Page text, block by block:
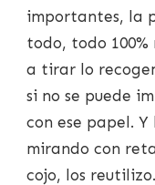
importantes, la
todo, todo
a tirar lo
si no se puede
con ese papel.
mirando con
cojo, los